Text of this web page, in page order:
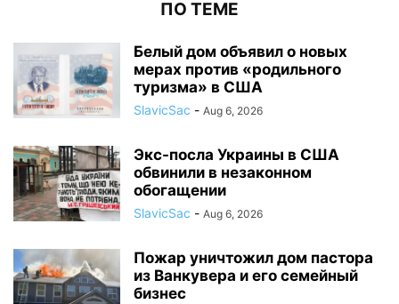
ПО ТЕМЕ
Белый дом объявил о новых
мерах против «родильного
туризма» в США
SlavicSac - Aug 6, 2026
Экс-посла Украины в США
обвинили в незаконном
обогащении
SlavicSac - Aug 6, 2026
Пожар уничтожил дом пастора
из Ванкувера и его семейный
бизнес